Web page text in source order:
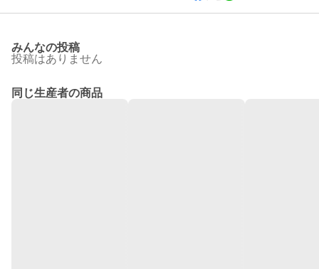
みんなの投稿
投稿はありません
同じ生産者の商品